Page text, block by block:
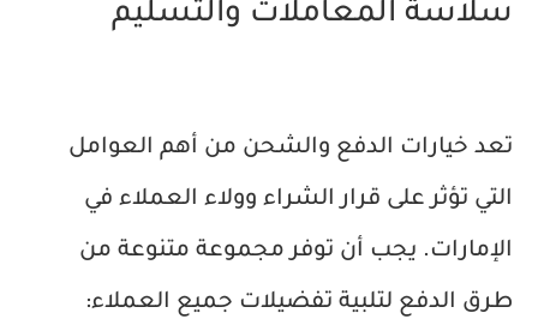
سلاسة المعاملات والتسليم
تعد خيارات الدفع والشحن من أهم العوامل
التي تؤثر على قرار الشراء وولاء العملاء في
الإمارات. يجب أن توفر مجموعة متنوعة من
طرق الدفع لتلبية تفضيلات جميع العملاء: